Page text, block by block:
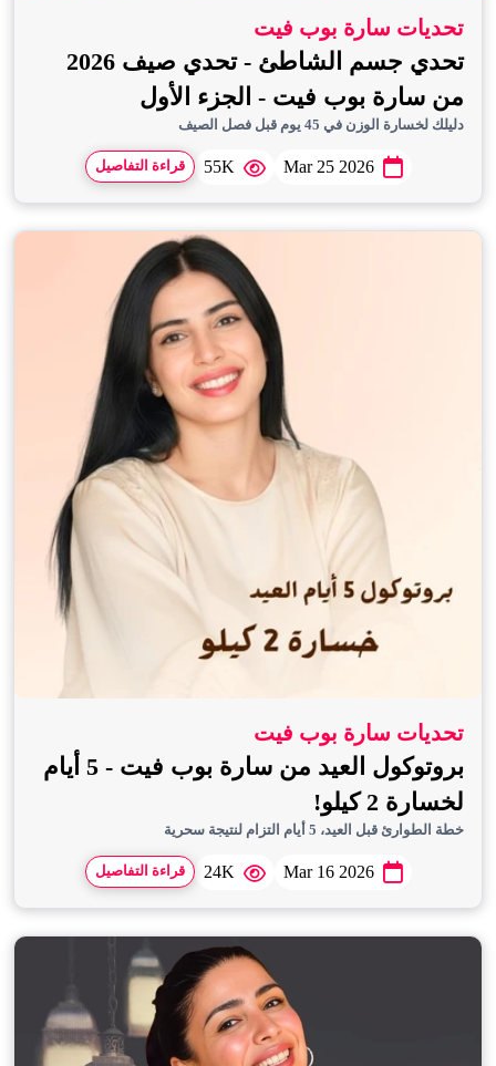
تحديات سارة بوب فيت
تحدي جسم الشاطئ - تحدي صيف 2026
من سارة بوب فيت - الجزء الأول
دليلك لخسارة الوزن في 45 يوم قبل فصل الصيف
Mar 25 2026
55K قراءة التفاصيل
تحديات سارة بوب فيت
بروتوكول العيد من سارة بوب فيت - 5 أيام
لخسارة 2 كيلو!
خطة الطوارئ قبل العيد، 5 أيام التزام لنتيجة سحرية
Mar 16 2026
24K قراءة التفاصيل